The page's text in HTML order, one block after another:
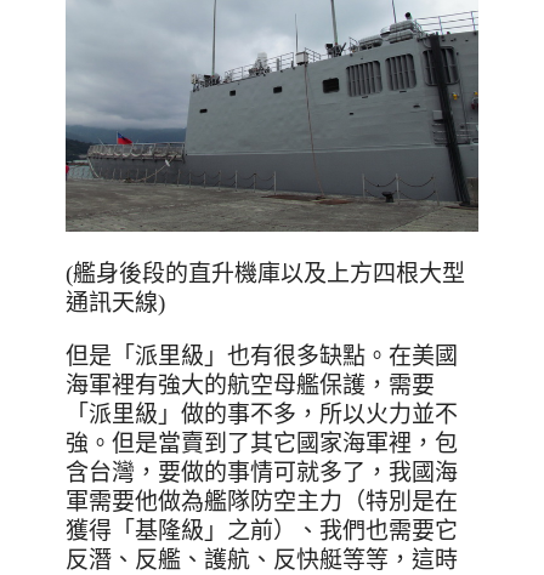
(艦身後段的直升機庫以及上方四根大型
通訊天線)
但是「派里級」也有很多缺點。在美國
海軍裡有強大的航空母艦保護，需要
「派里級」做的事不多，所以火力並不
強。但是當賣到了其它國家海軍裡，包
含台灣，要做的事情可就多了，我國海
軍需要他做為艦隊防空主力（特別是在
獲得「基隆級」之前）、我們也需要它
反潛、反艦 、 護航、反快艇等等，這時